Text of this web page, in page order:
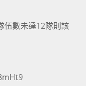
伍數未達12隊則該